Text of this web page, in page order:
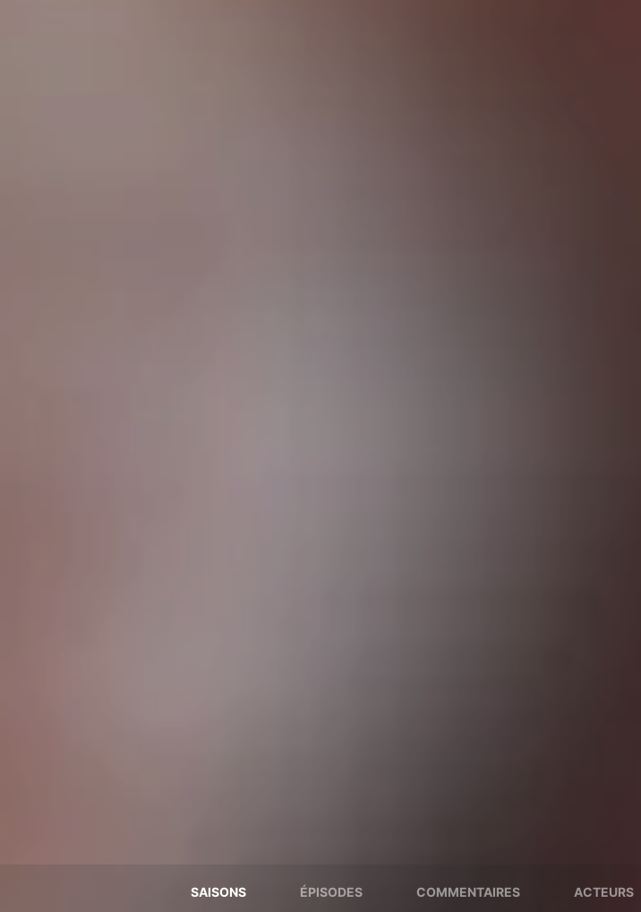
SAISONS ÉPISODES COMMENTAIRES ACTEURS